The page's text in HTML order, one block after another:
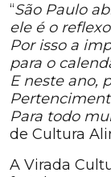
“São Paulo
ele é o
Por isso a
para o
E neste ano,
Para todo
de Cultura
A Virada